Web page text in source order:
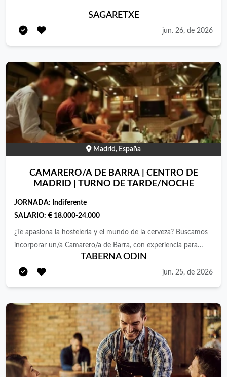
SAGARETXE
jun. 26, de 2026
Madrid, España
CAMARERO/A DE BARRA | CENTRO DE
MADRID | TURNO DE TARDE/NOCHE
JORNADA: Indiferente
SALARIO:
18.000-24.000
¿Te apasiona la hostelería y el mundo de la cerveza? Buscamos
incorporar un/a Camarero/a de Barra, con experiencia para
formar parte de un equipo estable en una cervecería ubicada
en el centro de Madrid. Funciones * Atención al cliente en
cervezas. * Manejo de TPV y caja. * Cobros en efectivo y
tarjeta. * Apertura y cierre de caja. * Reposición de mercancía. *
Mantenimiento del orden y limpieza de la barra. * Trabajo en
equipo para ofrecer un servicio ágil y de calidad. Requisitos *
Experiencia mínima de 1 año en barra. * Manejo de TPV y caja.
* Conocimientos básicos de cerveza o interés por aprender. *
TABERNA ODIN
jun. 25, de 2026